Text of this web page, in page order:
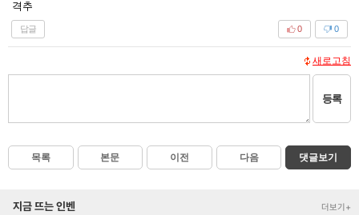
격추
답글 0
0
새로고침
등록
목록 본문 이전 다음 댓글보기
지금 뜨는 인벤 더보기+